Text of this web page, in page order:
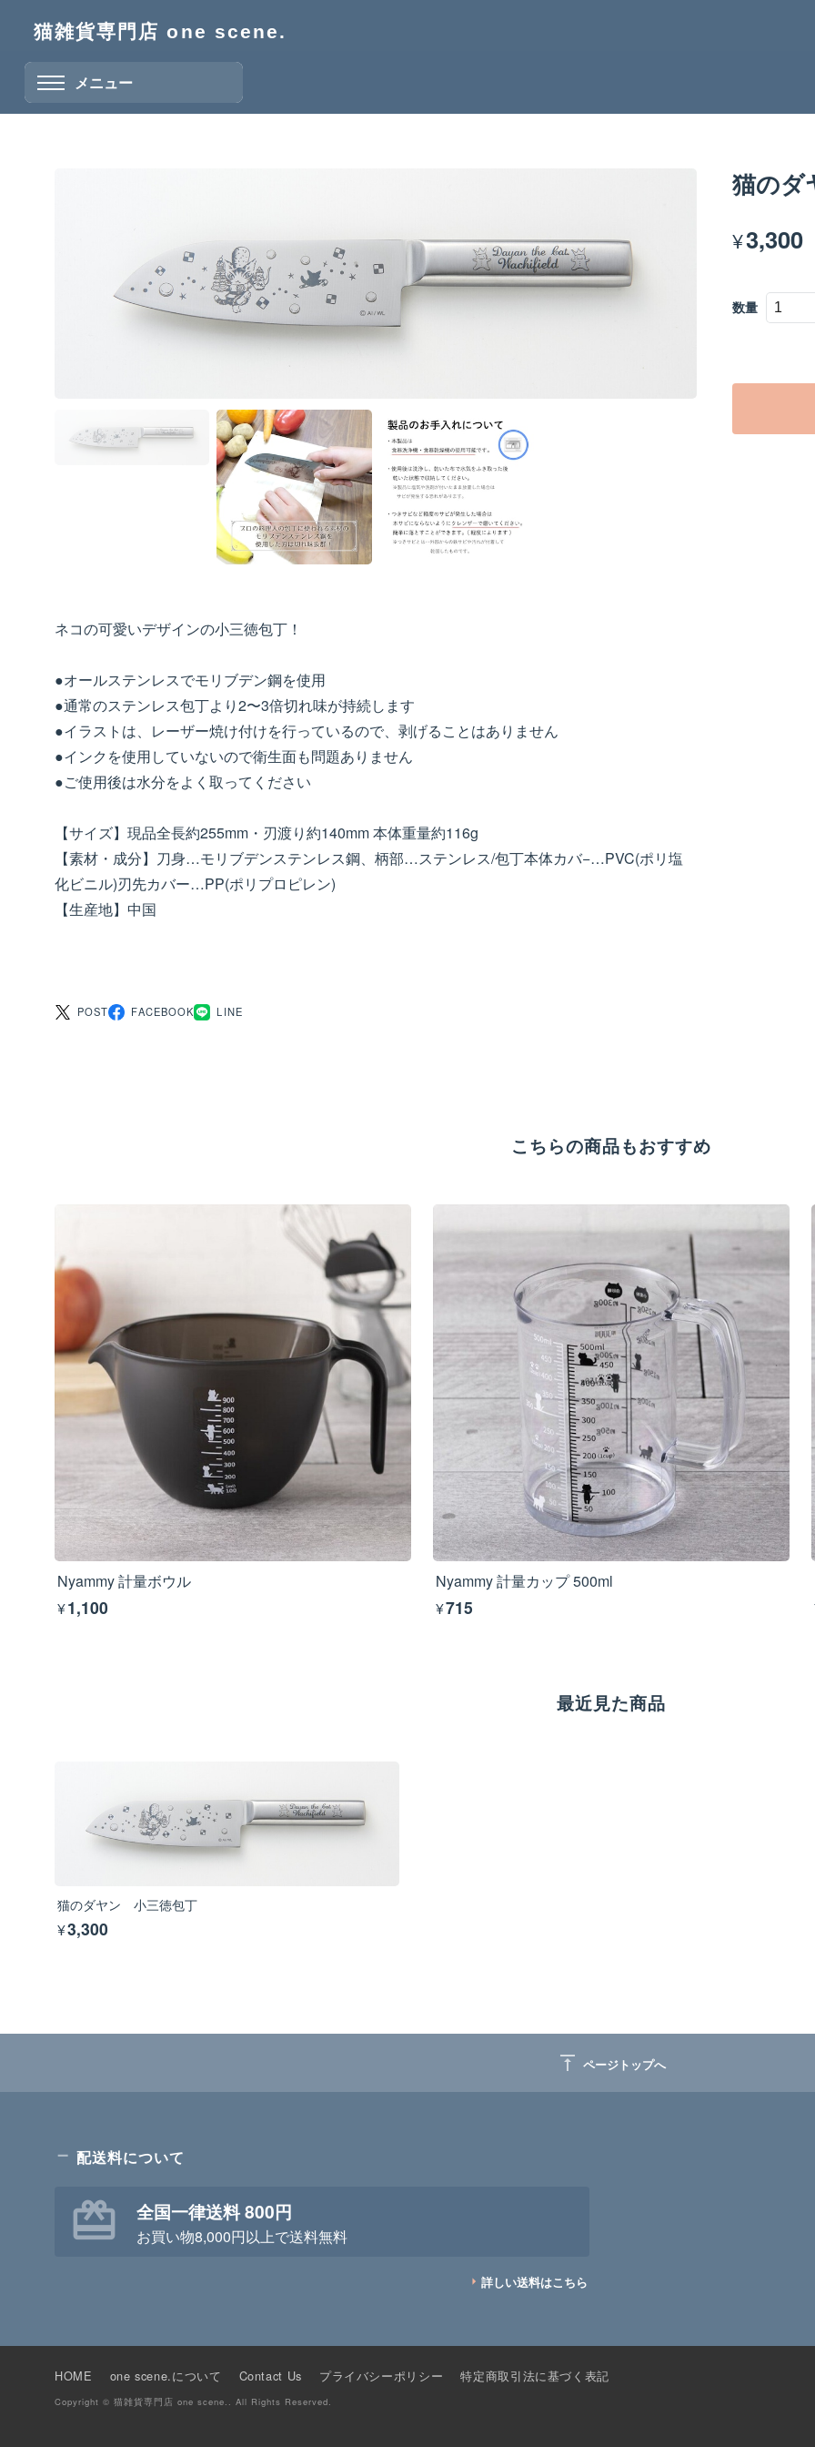
猫雑貨専門店 one scene.
メニュー
猫の
¥3,300
数量
ネコの可愛いデザインの小三徳包丁！
●オールステンレスでモリブデン鋼を使用
●通常のステンレス包丁より2〜3倍切れ味が持続します
●イラストは、レーザー焼け付けを行っているので、剥げることはありません
●インクを使用していないので衛生面も問題ありません
●ご使用後は水分をよく取ってください
【サイズ】現品全長約255mm・刃渡り約140mm 本体重量約116g
【素材・成分】刀身…モリブデンステンレス鋼、柄部…ステンレス/包丁本体カバ−…PVC(ポリ塩
化ビニル)刃先カバー…PP(ポリプロピレン)
【生産地】中国
POST FACEBOOK LINE
こちらの商品もおすすめ
Nyammy 計量ボウル
¥1,100
Nyammy 計量カップ 500ml
¥715
最近見た商品
猫のダヤン 小三徳包丁
¥3,300
vertical_align_top ページトップへ
配送料について
全国一律送料 800円
お買い物8,000円以上で送料無料
詳しい送料はこちら
HOME one scene.について Contact Us プライバシーポリシー 特定商取引法に基づく表記
Copyright © 猫雑貨専門店 one scene.. All Rights Reserved.